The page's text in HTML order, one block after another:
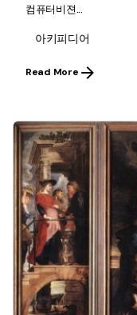
컴퓨터비젼...
아키피디어
Read More